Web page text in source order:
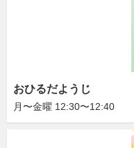
おひるだようじ
月〜金曜 12:30〜12:40